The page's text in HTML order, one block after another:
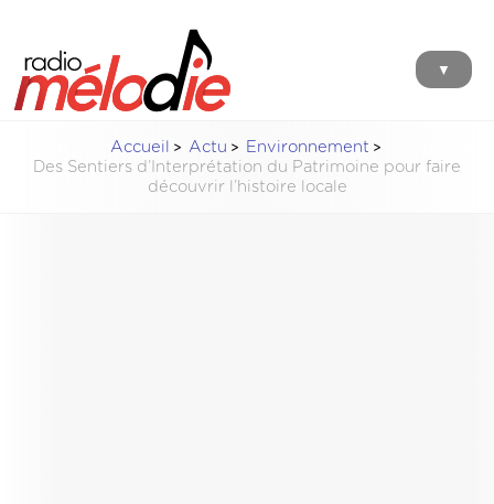
▼
Accueil Actu
Environnement
Des Sentiers d’Interprétation du Patrimoine pour faire
découvrir l’histoire locale